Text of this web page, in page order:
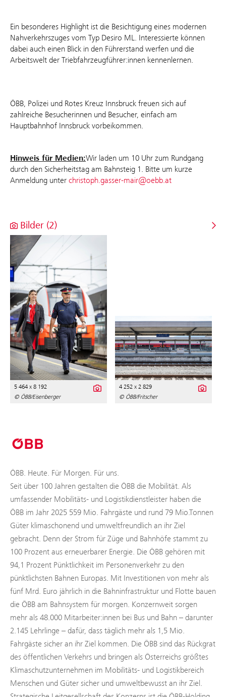
Ein besonderes Highlight ist die Besichtigung eines modernen
Nahverkehrszuges vom Typ Desiro ML. Interessierte können
dabei auch einen Blick in den Führerstand werfen und die
Arbeitswelt der Triebfahrzeugführer:innen kennenlernen.
ÖBB, Polizei und Rotes Kreuz Innsbruck freuen sich auf
zahlreiche Besucherinnen und Besucher, einfach am
Hauptbahnhof Innsbruck vorbeikommen.
Hinweis für Medien:Wir laden um 10 Uhr zum Rundgang
durch den Sicherheitstag am Bahnsteig 1. Bitte um kurze
Anmeldung unter christoph.gasser-mair@oebb.at
Bilder (2)
5 464 x 8 192
© ÖBB/Eisenberger
4 252 x 2 829
© ÖBB/Fritscher
ÖBB. Heute. Für Morgen. Für uns.
Seit über 100 Jahren gestalten die ÖBB die Mobilität. Als
umfassender Mobilitäts- und Logistikdienstleister haben die
ÖBB im Jahr 2025 559 Mio. Fahrgäste und rund 79 Mio.Tonnen
Güter klimaschonend und umweltfreundlich an ihr Ziel
gebracht. Denn der Strom für Züge und Bahnhöfe stammt zu
100 Prozent aus erneuerbarer Energie. Die ÖBB gehören mit
94,1 Prozent Pünktlichkeit im Personenverkehr zu den
pünktlichsten Bahnen Europas. Mit Investitionen von mehr als
fünf Mrd. Euro jährlich in die Bahninfrastruktur und Flotte bauen
die ÖBB am Bahnsystem für morgen. Konzernweit sorgen
mehr als 48.000 Mitarbeiter:innen bei Bus und Bahn – darunter
2.145 Lehrlinge – dafür, dass täglich mehr als 1,5 Mio.
Fahrgäste sicher an ihr Ziel kommen. Die ÖBB sind das Rückgrat
des öffentlichen Verkehrs und bringen als Österreichs größtes
Klimaschutzunternehmen im Mobilitäts- und Logistikbereich
Menschen und Güter sicher und umweltbewusst an ihr Ziel.